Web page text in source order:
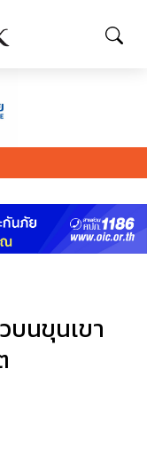
นขุนเขา